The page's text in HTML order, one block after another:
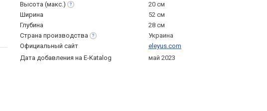
Высота (макс.)
20 см
Ширина
52 см
Глубина
28 см
Страна производства
Украина
Официальный сайт
eleyus.com
Дата добавления на E-Katalog
май 2023